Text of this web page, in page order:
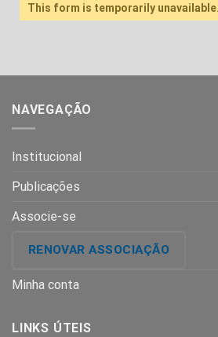
This form is temporarily unavailable.
NAVEGAÇÃO
Institucional
Publicações
Associe-se
RENOVAR ASSOCIAÇÃO
Minha conta
LINKS ÚTEIS